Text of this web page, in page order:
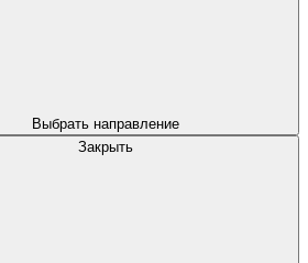
Выбрать направление
Закрыть